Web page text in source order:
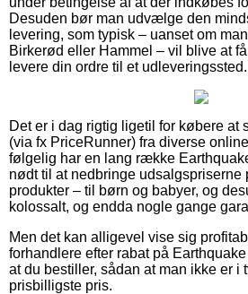
Desuden bør man udvælge den
levering, som typisk – uanset om
Birkerød eller Hammel – vil blive at
levere din ordre til et udleveringssted.
Det er i dag rigtig ligetil for købere at
(via fx PriceRunner) fra diverse
følgelig har en lang række
nødt til at nedbringe udsalgspriserne
produkter – til børn og babyer, og
kolossalt, og endda nogle gange
Men det kan alligevel vise sig
forhandlere efter rabat på
at du bestiller, sådan at man ikke er i
prisbilligste pris.